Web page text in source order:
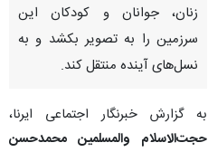
زنان، جوانان و کودکان این
سرزمین را به تصویر بکشد و به
نسل‌های آینده منتقل کند.
به گزارش خبرنگار اجتماعی ایرنا،
حجت‌الاسلام والمسلمین محمدحسن